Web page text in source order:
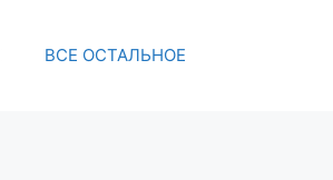
ВСЕ ОСТАЛЬНОЕ